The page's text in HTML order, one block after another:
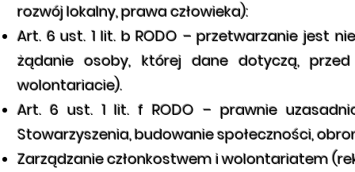
rozwój lokalny, prawa człowieka):
Art. 6 ust. 1 lit. b RODO – przetwarzanie jest
żądanie osoby, której dane dotyczą,
wolontariacie).
Art. 6 ust. 1 lit. f RODO – prawnie
Stowarzyszenia, budowanie społeczności,
Zarządzanie członkostwem i wolontariatem